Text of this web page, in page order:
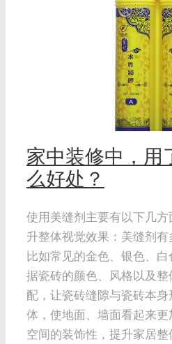
家中装修中，用
么好处？
使用美缝剂主要有以下几
升整体视觉效果：美缝剂有
比如常见的金色、银色、
据瓷砖的颜色、风格以及
配，让瓷砖缝隙与瓷砖本
体，使地面、墙面看起来
空间的装饰性，提升家居